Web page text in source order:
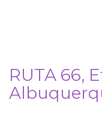
RUTA 66,